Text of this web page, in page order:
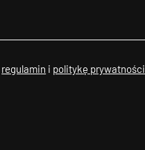
regulamin i politykę prywatności